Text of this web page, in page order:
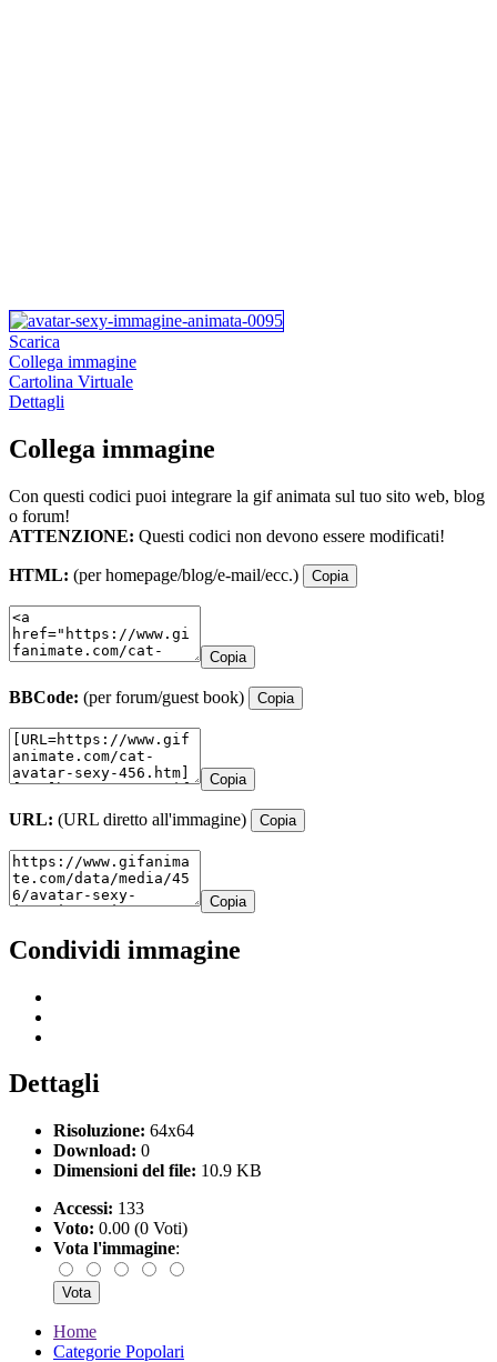
Scarica
Collega immagine
Cartolina Virtuale
Dettagli
Collega immagine
Con questi codici puoi integrare la gif animata sul tuo sito web, blog
o forum!
ATTENZIONE: Questi codici non devono essere modificati!
HTML: (per homepage/blog/e-mail/ecc.) Copia
Copia
BBCode: (per forum/guest book) Copia
Copia
URL: (URL diretto all'immagine) Copia
Copia
Condividi immagine
Dettagli
Risoluzione: 64x64
Download: 0
Dimensioni del file: 10.9 KB
Accessi: 133
Voto: 0.00 (0 Voti)
Vota l'immagine:
Home
Categorie Popolari